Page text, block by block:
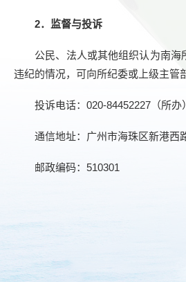
2．监督与投诉
公民、法人或其他组织认为南海
违纪的情况，可向所纪委或上级主管
投诉电话： 020-84452227（所办）
通信地址：广州市海珠区新港西
邮政编码： 510301